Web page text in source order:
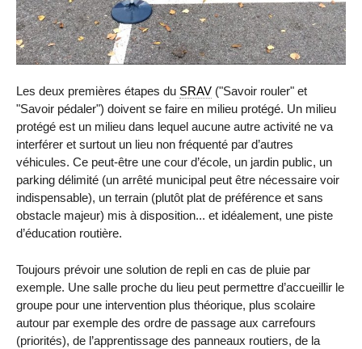
Les deux premières étapes du SRAV ("Savoir rouler" et
"Savoir pédaler") doivent se faire en milieu protégé. Un milieu
protégé est un milieu dans lequel aucune autre activité ne va
interférer et surtout un lieu non fréquenté par d’autres
véhicules. Ce peut-être une cour d’école, un jardin public, un
parking délimité (un arrêté municipal peut être nécessaire voir
indispensable), un terrain (plutôt plat de préférence et sans
obstacle majeur) mis à disposition... et idéalement, une piste
d’éducation routière.
Toujours prévoir une solution de repli en cas de pluie par
exemple. Une salle proche du lieu peut permettre d’accueillir le
groupe pour une intervention plus théorique, plus scolaire
autour par exemple des ordre de passage aux carrefours
(priorités), de l’apprentissage des panneaux routiers, de la